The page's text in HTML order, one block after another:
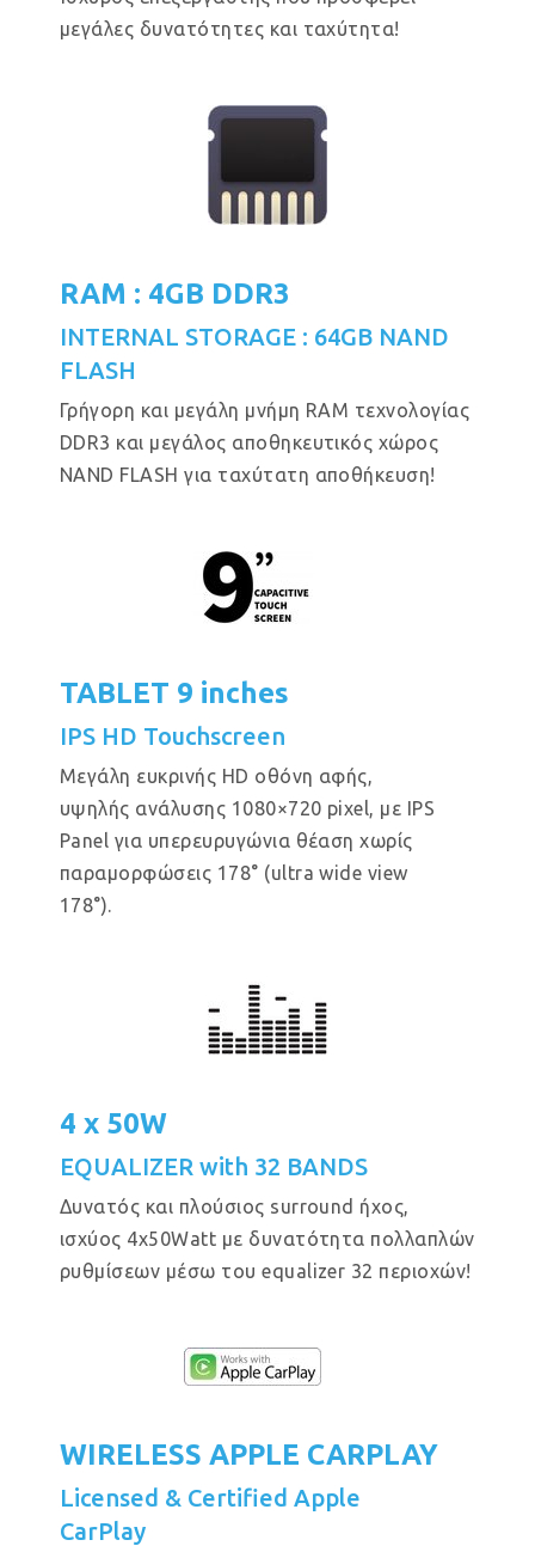
μεγάλες δυνατότητες και ταχύτητα!
RAM : 4GB DDR3
INTERNAL STORAGE : 64GB NAND
FLASH
Γρήγορη και μεγάλη μνήμη RAM τεχνολογίας
DDR3 και μεγάλος αποθηκευτικός χώρος
NAND FLASH για ταχύτατη αποθήκευση!
TABLET 9 inches
IPS HD Touchscreen
Μεγάλη ευκρινής HD οθόνη αφής,
υψηλής ανάλυσης 1080×720 pixel, με IPS
Panel για υπερευρυγώνια θέαση χωρίς
παραμορφώσεις 178° (ultra wide view
178°).
4 x 50W
EQUALIZER with 32 BANDS
Δυνατός και πλούσιος surround ήχος,
ισχύος 4x50Watt με δυνατότητα πολλαπλών
ρυθμίσεων μέσω του equalizer 32 περιοχών!
WIRELESS APPLE CARPLAY
Licensed & Certified Apple
CarPlay